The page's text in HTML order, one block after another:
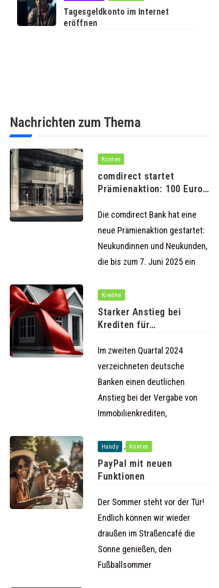
Tagesgeldkonto im Internet
eröffnen
Nachrichten zum Thema
Konten
comdirect startet
Prämienaktion: 100 Euro
Die comdirect Bank hat eine
neue Prämienaktion gestartet:
Neukundinnen und Neukunden,
die bis zum 7. Juni 2025 ein
Kredite
Starker Anstieg bei
Krediten für
Eigentumswohnungen
Im zweiten Quartal 2024
verzeichneten deutsche
Banken einen deutlichen
Anstieg bei der Vergabe von
Immobilienkrediten,
Handy , Konten
PayPal mit neuen
Funktionen
Der Sommer steht vor der Tür!
Endlich können wir wieder
draußen im Straßencafé die
Sonne genießen, den
Fußballsommer